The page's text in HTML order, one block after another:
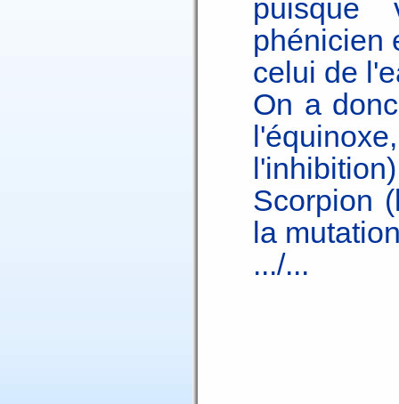
puisque
phénicien
celui de
On a
Scorpion
la
.../...